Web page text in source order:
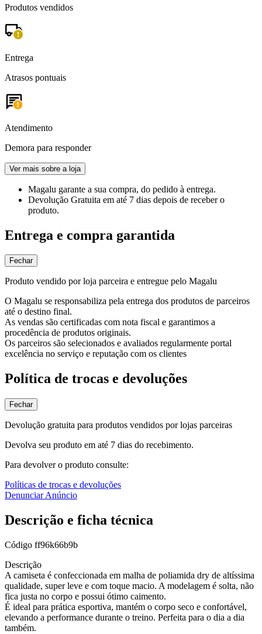
Produtos vendidos
Entrega
Atrasos pontuais
Atendimento
Demora para responder
Ver mais sobre a loja
Magalu garante a sua compra, do pedido à entrega.
Devolução Gratuita em até 7 dias depois de receber o
produto.
Entrega e compra garantida
Fechar
Produto vendido por loja parceira e entregue pelo Magalu
O Magalu se responsabiliza pela entrega dos produtos de parceiros
até o destino final.
As vendas são certificadas com nota fiscal e garantimos a
procedência de produtos originais.
Os parceiros são selecionados e avaliados regularmente portal
excelência no serviço e reputação com os clientes
Política de trocas e devoluções
Fechar
Devolução gratuita para produtos vendidos por lojas parceiras
Devolva seu produto em até 7 dias do recebimento.
Para devolver o produto consulte:
Políticas de trocas e devoluções
Denunciar Anúncio
Descrição e ficha técnica
Código ff96k66b9b
Descrição
A camiseta é confeccionada em malha de poliamida dry de altíssima
qualidade, super leve e com toque macio. A modelagem é solta, não
fica justa no corpo e possui ótimo caimento.
É ideal para prática esportiva, mantém o corpo seco e confortável,
elevando a performance durante o treino. Perfeita para o dia a dia
também.